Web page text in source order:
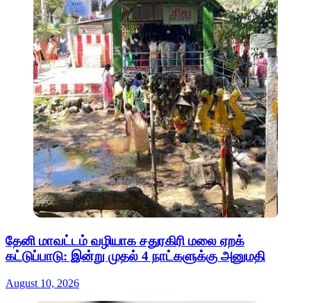
தேனி மாவட்டம் வழியாக சதுரகிரி மலை ஏறக்
கட்டுப்பாடு: இன்று முதல் 4 நாட்களுக்கு அனுமதி
August 10, 2026